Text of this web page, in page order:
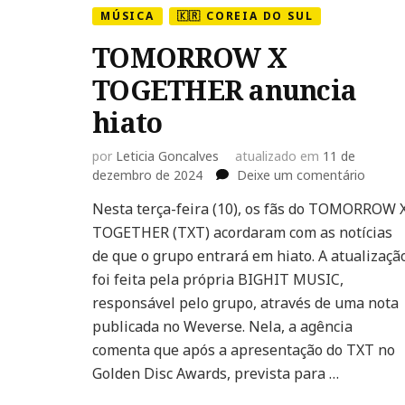
MÚSICA 🇰🇷 COREIA DO SUL
TOMORROW X
TOGETHER anuncia
hiato
por Leticia Goncalves atualizado em 11 de
dezembro de 2024
Deixe um comentário
X
hiato
Nesta terça-feira (10), os fãs do TOMORROW
TOGETHER (TXT) acordaram com as notícias
de que o grupo entrará em hiato. A
foi feita pela própria BIGHIT MUSIC,
responsável pelo grupo, através de uma nota
publicada no Weverse. Nela, a agência
comenta que após a apresentação do TXT no
Golden Disc Awards, prevista para …